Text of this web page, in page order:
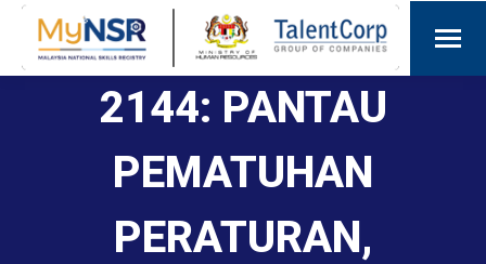
2144: PANTAU
PEMATUHAN
PERATURAN,